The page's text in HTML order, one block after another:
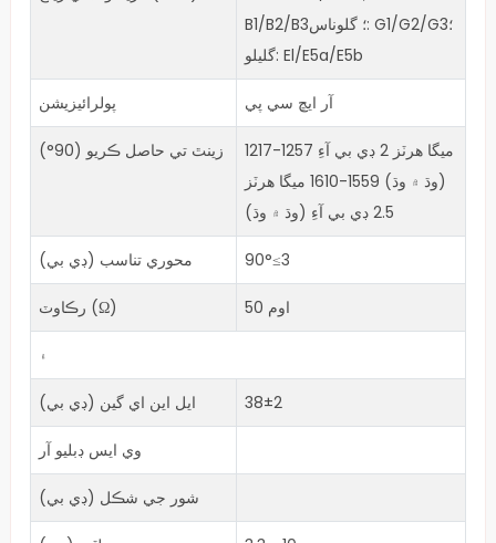
B1/B2/B3؛ گلوناس: G1/G2/G3؛
گليلو: El/E5a/E5b
پولرائيزيشن آر ايڇ سي پي
زينٿ تي حاصل ڪريو (90°)
1217-1257 ميگا هرٽز 2 ڊي بي آءِ
(وڌ ۾ وڌ) 1559-1610 ميگا هرٽز
2.5 ڊي بي آءِ (وڌ ۾ وڌ)
محوري تناسب (ڊي بي) 90°≤3
رڪاوٽ (Ω) 50 اوم
۽
ايل اين اي گين (ڊي بي) 38±2
وي ايس ڊبليو آر
شور جي شڪل (ڊي بي)